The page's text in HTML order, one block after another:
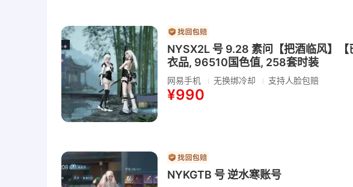
NYSX2L 号 9.28 素问【把酒临风】
衣品, 96510国色值, 258套时装
网易手机 无换绑冷却 支持人脸包赔
¥990
NYKGTB 号 逆水寒账号